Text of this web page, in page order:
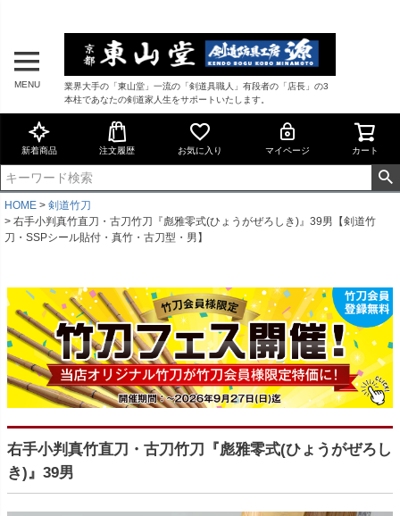
MENU
業界大手の「東山堂」一流の「剣道具職人」有段者の「店長」の3
本柱であなたの剣道家人生をサポートいたします。
新着商品 注文履歴 お気に入り マイページ カート
HOME
剣道竹刀
右手小判真竹直刀・古刀竹刀『彪雅零式(ひょうがぜろしき)』39男【剣道竹
刀・SSPシール貼付・真竹・古刀型・男】
右手小判真竹直刀・古刀竹刀『彪雅零式(ひょうがぜろし
き)』39男